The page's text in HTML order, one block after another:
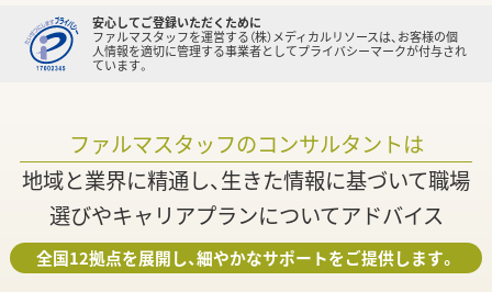
安心してご登録いただくために
ファルマスタッフを運営する（株）メディカルリソースは、お客様の個
人情報を適切に管理する事業者としてプライバシーマークが付与され
ています。
ファルマスタッフのコンサルタントは
地域と業界に精通し、生きた情報に基づいて職場
選びやキャリアプランについてアドバイス
全国12拠点を展開し、細やかなサポートをご提供します。